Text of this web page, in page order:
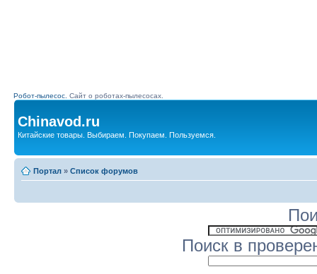
Робот-пылесос. Сайт о роботах-пылесосах.
Chinavod.ru
Китайские товары. Выбираем. Покупаем. Пользуемся.
Портал » Список форумов
Поиск в